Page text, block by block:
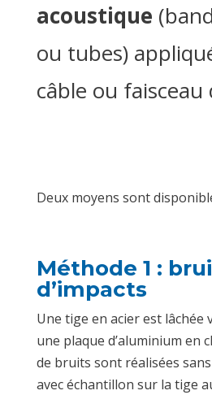
acoustique
ou tubes)
câble ou faisceau
Deux moyens sont
Méthode 1 :
d’impacts
Une tige en acier est lâchée
une plaque d’aluminium en
de bruits sont réalisées
avec échantillon sur la tige